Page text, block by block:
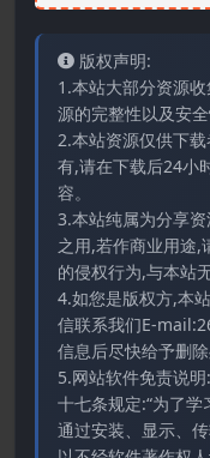
版权声明:
1.本站大部分资源
源的完整性以及安
2.本站资源仅供下
有,请在下载后24小
容。
3.本站纯属为分享
之用,若作商业用途,
的侵权行为,与本站无
4.如您是版权方,本
信联系我们E-
信息后尽快给予删
5.网站软件免责说
十七条规定:“为了
通过安装、显示、